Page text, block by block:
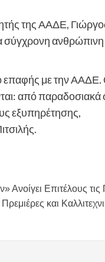
της ΑΑΔΕ,
σύγχρονη ανθρώπινη
επαφής με την ΑΑΔΕ.
από παραδοσιακά
εξυπηρέτησης,
Ανοίγει Επιτέλους τις
και